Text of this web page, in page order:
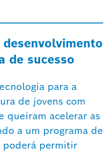
de sucesso
para a
de jovens com
queiram acelerar as
a um programa de
poderá permitir